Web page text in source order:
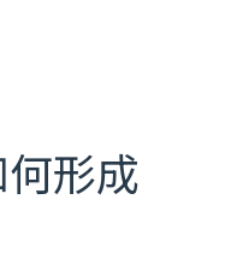
形成